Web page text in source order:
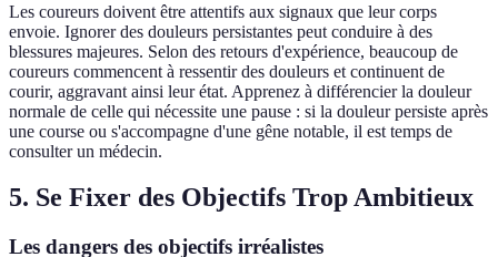
Les coureurs doivent être attentifs aux signaux que leur corps
envoie. Ignorer des douleurs persistantes peut conduire à des
blessures majeures. Selon des retours d'expérience, beaucoup de
coureurs commencent à ressentir des douleurs et continuent de
courir, aggravant ainsi leur état. Apprenez à différencier la douleur
normale de celle qui nécessite une pause : si la douleur persiste après
une course ou s'accompagne d'une gêne notable, il est temps de
consulter un médecin.
5. Se Fixer des Objectifs Trop Ambitieux
Les dangers des objectifs irréalistes